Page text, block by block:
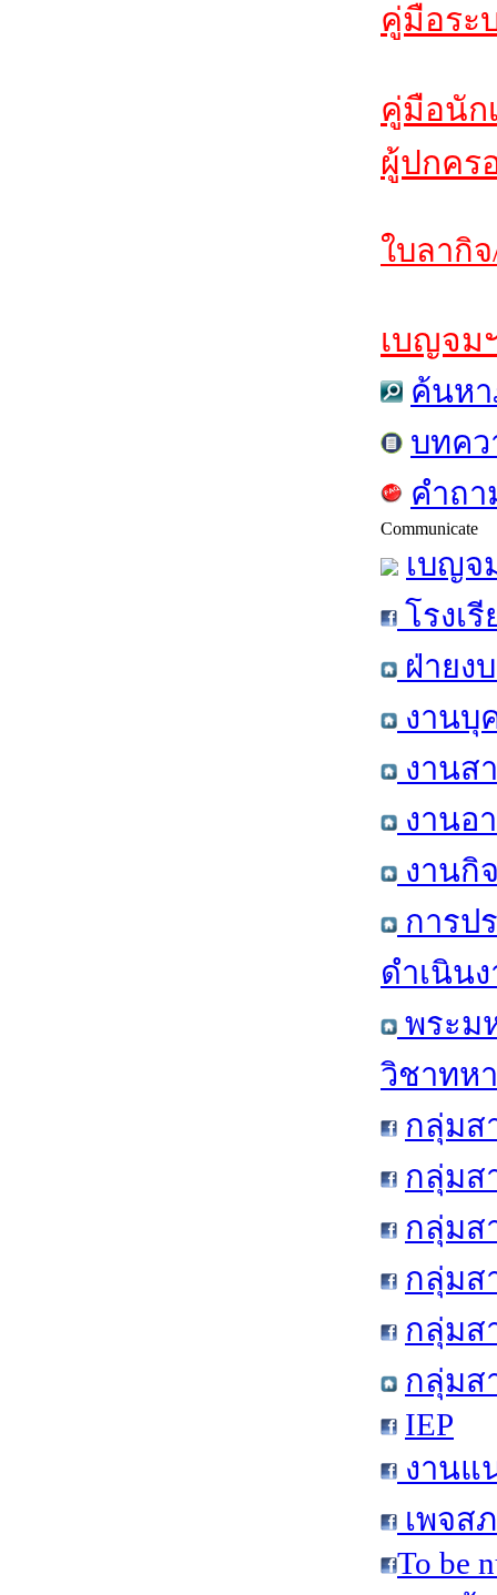
คู่มือระ
คู่มือนัก
ผู้ปกคร
ใบลากิ
เบญจม
ค้นหา
บทคว
คำถ
Communicate
เบญจ
โรงเ
ฝ่ายง
งานบุ
งานส
งานอ
งานกิ
การป
ดำเนิน
พระม
วิชาทห
กลุ่มส
กลุ่มส
กลุ่มส
กลุ่มส
กลุ่มส
กลุ่มส
IEP
งานแ
เพจส
To be